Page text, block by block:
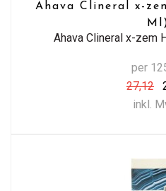
Ahava Clineral x-
Ahava Clineral x-zem
per
27,12
inkl.